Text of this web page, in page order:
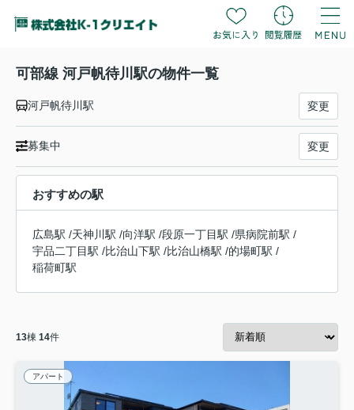
可部線 河戸帆待川駅の物件一覧
河戸帆待川駅 変更
募集中 変更
おすすめの駅
広島駅 /天神川駅 /向洋駅 /段原一丁目駅 /県病院前駅 /
宇品二丁目駅 /比治山下駅 /比治山橋駅 /的場町駅 /
稲荷町駅
13棟 14件
アパート